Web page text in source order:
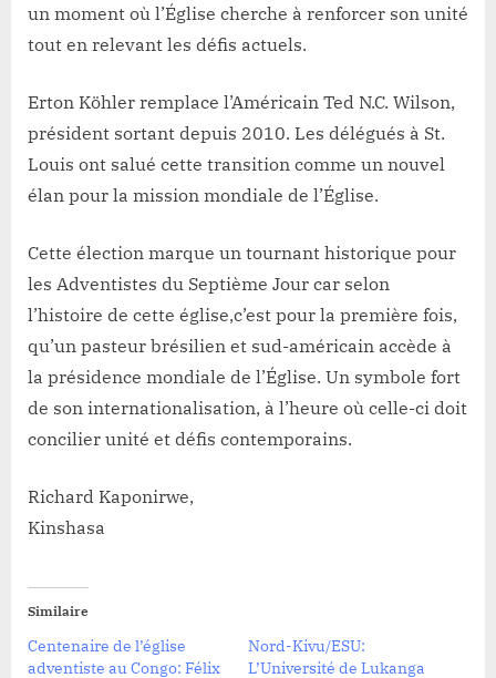
un moment où l’Église cherche à renforcer son unité
tout en relevant les défis actuels.
Erton Köhler remplace l’Américain Ted N.C. Wilson,
président sortant depuis 2010. Les délégués à St.
Louis ont salué cette transition comme un nouvel
élan pour la mission mondiale de l’Église.
Cette élection marque un tournant historique pour
les Adventistes du Septième Jour car selon
l’histoire de cette église,c’est pour la première fois,
qu’un pasteur brésilien et sud-américain accède à
la présidence mondiale de l’Église. Un symbole fort
de son internationalisation, à l’heure où celle-ci doit
concilier unité et défis contemporains.
Richard Kaponirwe,
Kinshasa
Similaire
Centenaire de l’église
adventiste au Congo: Félix
Nord-Kivu/ESU:
L’Université de Lukanga